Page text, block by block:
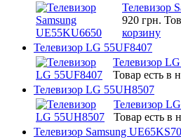
Телевизор
920 грн.
корзину
Телевизор LG 55UF8407
Телевизор
Товар есть в
Телевизор LG 55UH8507
Телевизор
Товар есть в
Телевизор Samsung